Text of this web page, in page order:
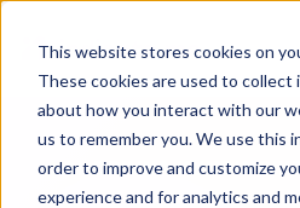
This website stores cookies on
These cookies are used to collect
about how you interact with our
us to remember you. We use this
order to improve and customize
experience and for analytics and
AI-DRIVNA